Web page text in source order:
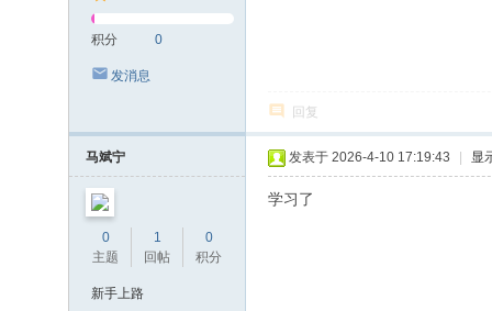
积分 0
发消息
回复
马斌宁
0
主题
1
回帖
0
积分
新手上路
发表于 2026-4-10 17:19:43 显
学习了